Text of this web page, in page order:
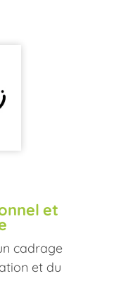
et
cadrage
et du